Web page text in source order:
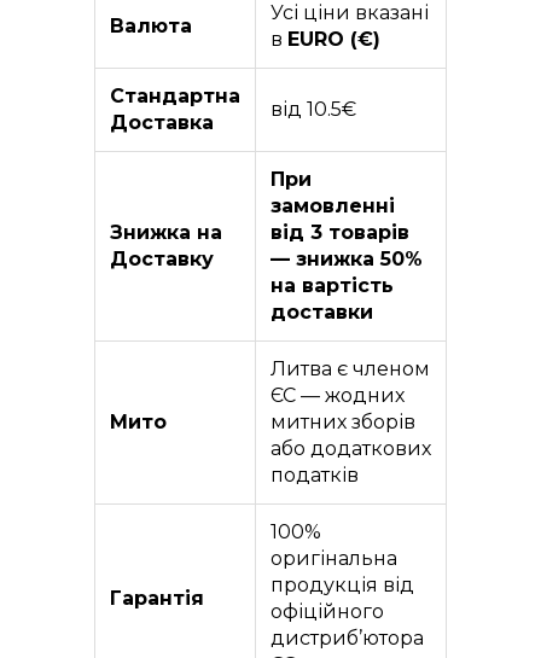
Валюта
Усі ціни вказані
в EURO (€)
Стандартна
Доставка
від 10.5€
Знижка на
Доставку
При
замовленні
від 3 товарів
— знижка 50%
на вартість
доставки
Мито
Литва є членом
ЄС — жодних
митних зборів
або додаткових
податків
Гарантія
100%
оригінальна
продукція від
офіційного
дистриб’ютора